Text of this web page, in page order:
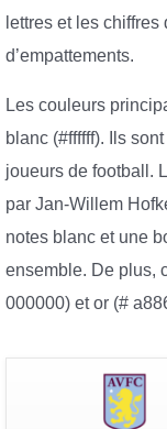
lettres et les chiffres
d’empattements.
Les couleurs
blanc (#ffffff). Ils
joueurs de football.
par Jan-Willem
notes blanc et une
ensemble. De plus,
000000) et or (#